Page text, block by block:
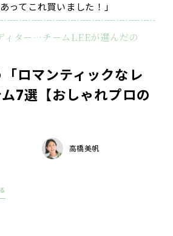
ってこれ買いました！」
ィター…チームLEEが選んだの
ロマンティックなレ
7選【おしゃれプロの
高橋美帆